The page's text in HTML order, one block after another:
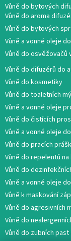
Vůně do bytových
Vůně do aroma
Vůně do bytových
Vůně a vonné oleje
Vůně do osvěžovačů
Vůně do difuzérů do
Vůně do kosmetiky
Vůně do toaletních
Vůně a vonné oleje
Vůně do čistících
Vůně a vonné oleje
Vůně do pracích
Vůně do repelentů
Vůně do
Vůně a vonné oleje
Vůně k maskování
Vůně do agresivních
Vůně do
Vůně do zubních